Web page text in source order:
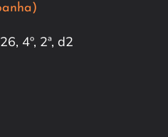
4º, 2ª, d2